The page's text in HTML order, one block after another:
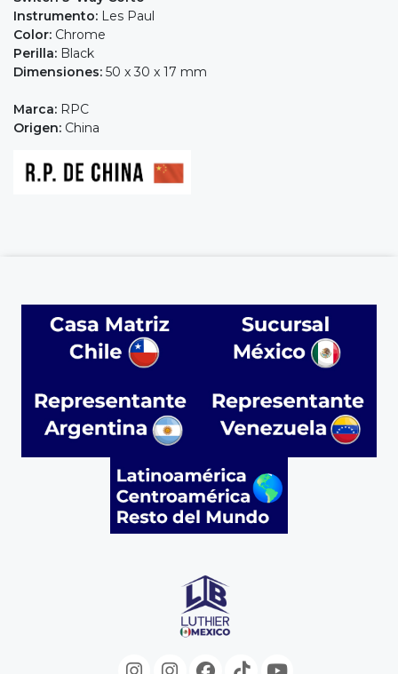
Instrumento: Les Paul
Color: Chrome
Perilla: Black
Dimensiones: 50 x 30 x 17 mm
Marca: RPC
Origen: China